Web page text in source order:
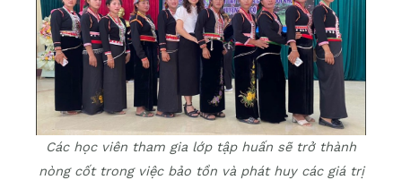
Các học viên tham gia lớp tập huấn sẽ trở thành
nòng cốt trong việc bảo tồn và phát huy các giá trị